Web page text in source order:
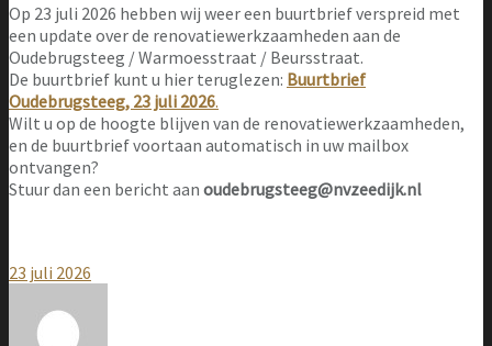
Op 23 juli 2026 hebben wij weer een buurtbrief verspreid met
een update over de renovatiewerkzaamheden aan de
Oudebrugsteeg / Warmoesstraat / Beursstraat.
De buurtbrief kunt u hier teruglezen: Buurtbrief
Oudebrugsteeg, 23 juli 2026.
Wilt u op de hoogte blijven van de renovatiewerkzaamheden,
en de buurtbrief voortaan automatisch in uw mailbox
ontvangen?
Stuur dan een bericht aan oudebrugsteeg@nvzeedijk.nl
23 juli 2026